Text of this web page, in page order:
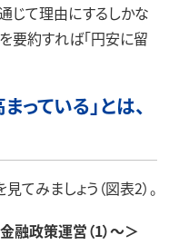
じて理由にするしかな
要約すれば「円安に留
っている」とは、
みましょう（図表2）。
政策運営（1）～＞